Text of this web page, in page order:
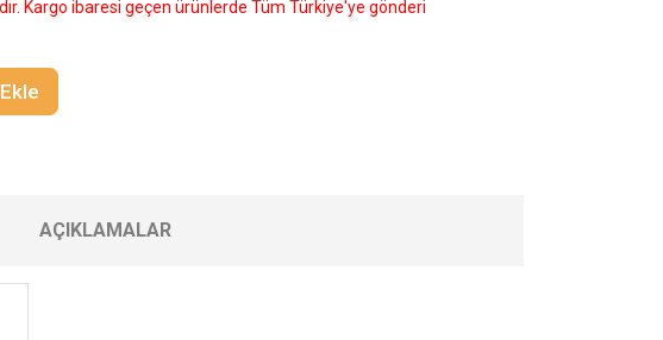
Kargo ibaresi geçen ürünlerde Tüm Türkiye'ye gönderi
AÇIKLAMALAR